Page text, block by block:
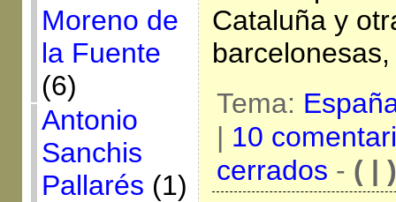
Moreno de
la Fuente
(6)
Antonio
Sanchis
Pallarés (1)
Cataluña y
Tema:
| 10
cerrados - ( | )